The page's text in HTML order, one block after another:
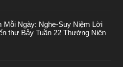
Luon Tha Thu
Mỗi Ngày: Nghe-Suy Niệm Lời
thư Bảy Tuần 22 Thường Niên